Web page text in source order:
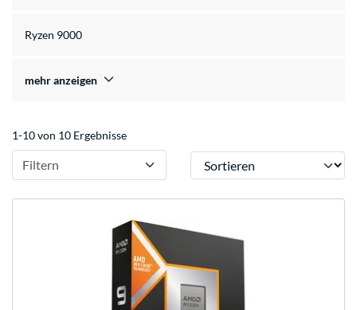
Ryzen 9000
mehr anzeigen
1-10 von 10 Ergebnisse
Filtern Sortieren